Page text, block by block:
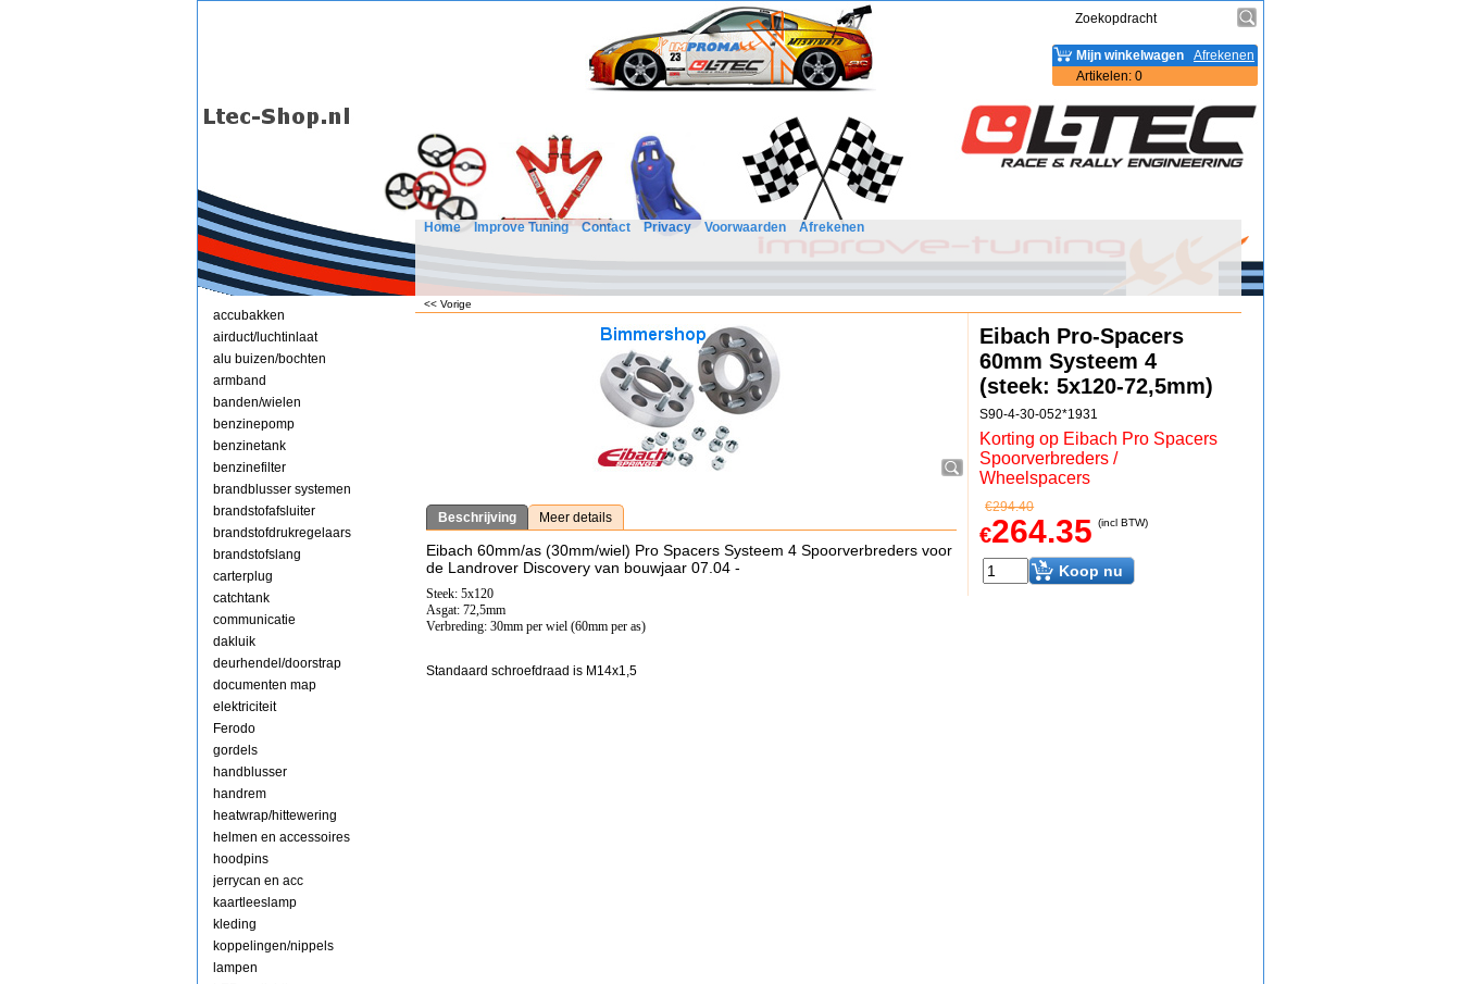
Afrekenen
Mijn winkelwagen
Artikelen: 0
Home Improve Tuning Contact Privacy Voorwaarden Afrekenen
accubakken
airduct/luchtinlaat
alu buizen/bochten
armband
banden/wielen
benzinepomp
benzinetank
benzinefilter
brandblusser systemen
brandstofafsluiter
brandstofdrukregelaars
brandstofslang
carterplug
catchtank
communicatie
dakluik
deurhendel/doorstrap
documenten map
elektriciteit
Ferodo
gordels
handblusser
handrem
heatwrap/hittewering
helmen en accessoires
hoodpins
jerrycan en acc
kaartleeslamp
kleding
koppelingen/nippels
lampen
<< Vorige
Eibach Pro-Spacers
60mm Systeem 4
(steek: 5x120-72,5mm)
S90-4-30-052*1931
Korting op Eibach Pro Spacers
Spoorverbreders /
Wheelspacers
€294.40
€264.35 (incl BTW)
Koop nu
Beschrijving Meer details
Eibach 60mm/as (30mm/wiel) Pro Spacers Systeem 4 Spoorverbreders voor
de Landrover Discovery van bouwjaar 07.04 -
Steek: 5x120
Asgat: 72,5mm
Verbreding: 30mm per wiel (60mm per as)
Standaard schroefdraad is M14x1,5